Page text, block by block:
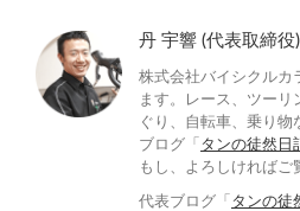
丹 宇響 (代表取締役)
株式会社バイシクルカ
ます。レース、ツーリ
ぐり、自転車、乗り
ブログ「 タンの徒然日
もし、よろしければご
代表ブログ「 タンの徒